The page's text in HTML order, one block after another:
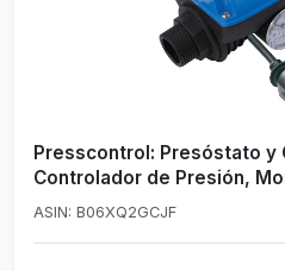
Presscontrol: Presóstato y
Controlador de Presión,
Cable para Agua,
ASIN: B06XQ2GCJF